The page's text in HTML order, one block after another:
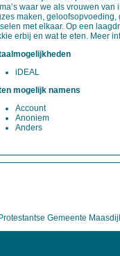
waar we als vrouwen
maken,
met elkaar. Op een
erbij en wat te eten. Meer
iDEAL
mogelijk namens
Account
Anoniem
Anders
Gemeente